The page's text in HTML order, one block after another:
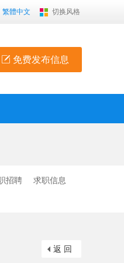
繁體中文 切换风格
免费发布信息
招聘
求职信息
返 回